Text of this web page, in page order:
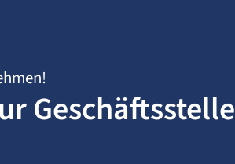
Geschäftsstelle